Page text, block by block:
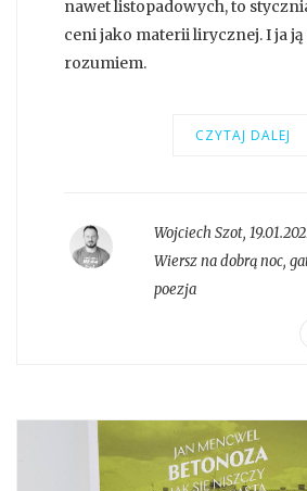
nawet listopadowych, to
ceni jako materii lirycznej. I ja
rozumiem.
CZYTAJ DALEJ
Wojciech Szot,
Wiersz na dobrą noc,
poezja